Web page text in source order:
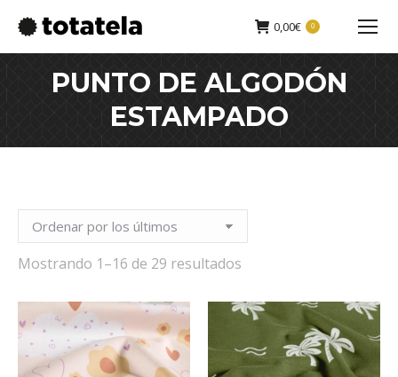
0,00€ 0
Buscar:
PUNTO DE ALGODÓN
ESTAMPADO
Mostrando 1–16 de 29 resultados
latest